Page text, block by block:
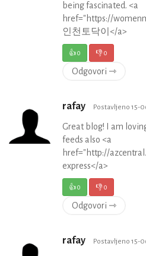
being fascinated. <a
href="https://
인천토닥이</a>
👍0 👎0
Odgovori ⇾
rafay Postavljeno 15-
Great blog! I am
feeds also <a
href="http://
express</a>
👍0 👎0
Odgovori ⇾
rafay Postavljeno 15-